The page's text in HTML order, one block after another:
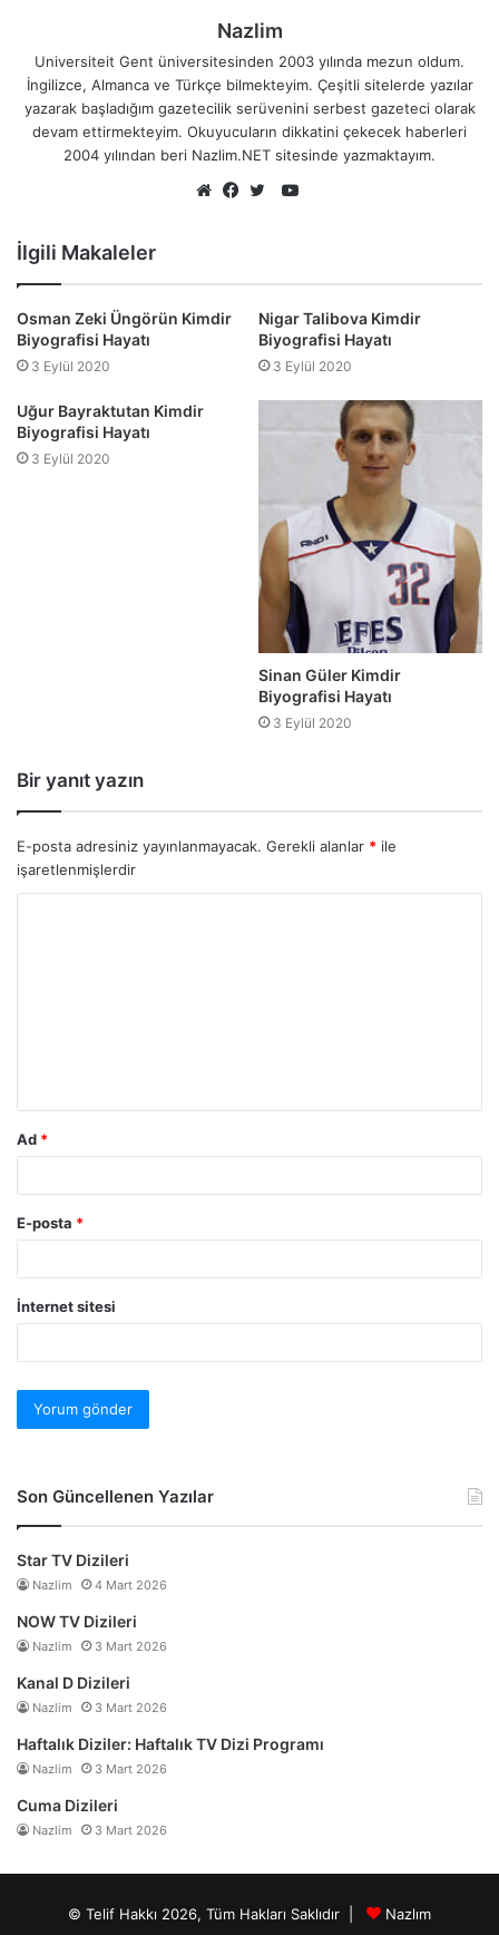
Nazlim
Universiteit Gent üniversitesinden 2003 yılında mezun oldum.
İngilizce, Almanca ve Türkçe bilmekteyim. Çeşitli sitelerde yazılar
yazarak başladığım gazetecilik serüvenini serbest gazeteci olarak
devam ettirmekteyim. Okuyucuların dikkatini çekecek haberleri
2004 yılından beri Nazlim.NET sitesinde yazmaktayım.
YouTube
İlgili Makaleler
Osman Zeki Üngörün Kimdir
Biyografisi Hayatı
3 Eylül 2020
Nigar Talibova Kimdir
Biyografisi Hayatı
3 Eylül 2020
Uğur Bayraktutan Kimdir
Biyografisi Hayatı
3 Eylül 2020
Sinan Güler Kimdir
Biyografisi Hayatı
3 Eylül 2020
Bir yanıt yazın
E-posta adresiniz yayınlanmayacak. Gerekli alanlar * ile
işaretlenmişlerdir
Ad *
E-posta *
İnternet sitesi
Son Güncellenen Yazılar
Star TV Dizileri
Nazlim 4 Mart 2026
NOW TV Dizileri
Nazlim 3 Mart 2026
Kanal D Dizileri
Nazlim 3 Mart 2026
Haftalık Diziler: Haftalık TV Dizi Programı
Nazlim 3 Mart 2026
Cuma Dizileri
Nazlim 3 Mart 2026
© Telif Hakkı 2026, Tüm Hakları Saklıdır | Nazlım